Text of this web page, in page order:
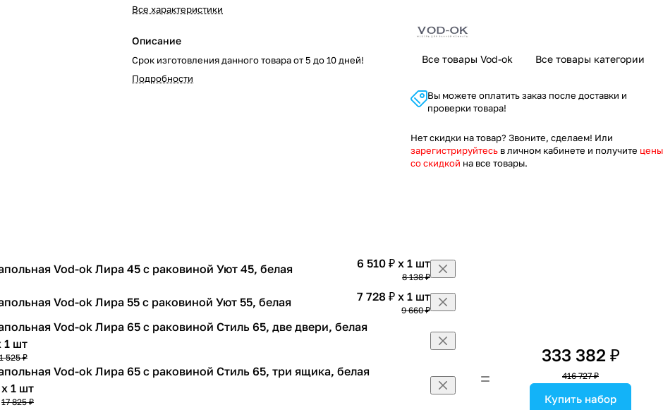
Все характеристики
Описание
Срок изготовления данного товара от 5 до 10 дней!
Подробности
Все товары Vod-ok Все товары категории
Вы можете оплатить заказ после доставки и
проверки товара!
Нет скидки на товар? Звоните, сделаем! Или
зарегистрируйтесь в личном кабинете и получите цены
со скидкой на все товары.
Vod-ok Лира 45 с раковиной Уют 45, белая 6 510 ₽ x 1 шт
8 138 ₽
Vod-ok Лира 55 с раковиной Уют 55, белая 7 728 ₽ x 1 шт
9 660 ₽
Vod-ok Лира 65 с раковиной Стиль 65, две двери, белая
1 шт
525 ₽
Vod-ok Лира 65 с раковиной Стиль 65, три ящика, белая
1 шт
17 825 ₽
333 382 ₽
416 727 ₽
Купить набор